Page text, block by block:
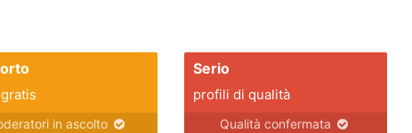
in ascolto
Serio
profili di qualità
Qualità confermata